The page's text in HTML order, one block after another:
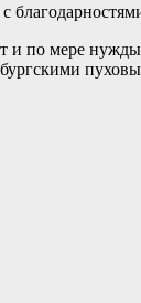
с
и по мере